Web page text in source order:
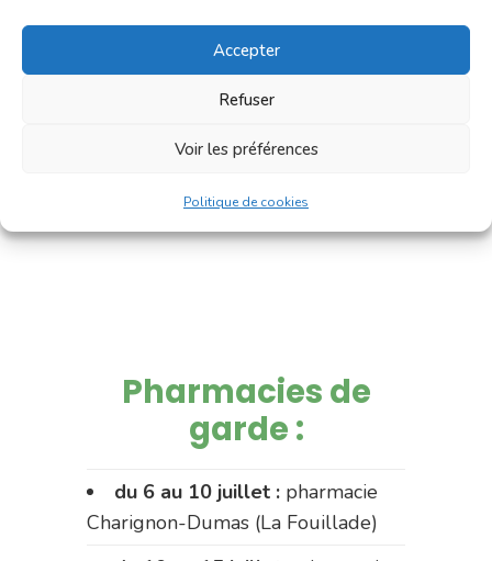
Accepter
Refuser
Voir les préférences
Politique de cookies
Pharmacies de
garde :
du 6 au 10 juillet : pharmacie
Charignon-Dumas (La Fouillade)